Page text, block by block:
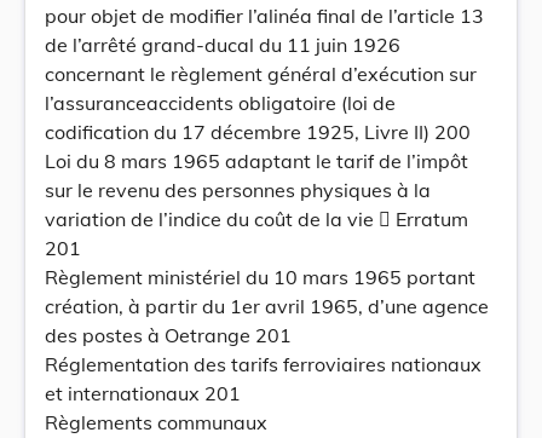
pour objet de modifier l’alinéa final de l’article 13
de l’arrêté grand-ducal du 11 juin 1926
concernant le règlement général d’exécution sur
l’assuranceaccidents obligatoire (loi de
codification du 17 décembre 1925, Livre II) 200
Loi du 8 mars 1965 adaptant le tarif de l’impôt
sur le revenu des personnes physiques à la
variation de l’indice du coût de la vie  Erratum
201
Règlement ministériel du 10 mars 1965 portant
création, à partir du 1er avril 1965, d’une agence
des postes à Oetrange 201
Réglementation des tarifs ferroviaires nationaux
et internationaux 201
Règlements communaux